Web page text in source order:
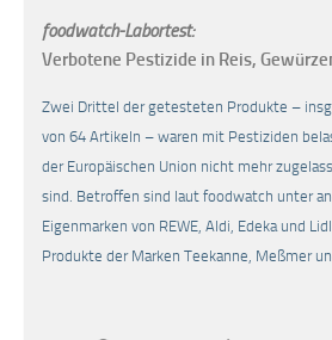
foodwatch-Labortest:
Verbotene Pestizide in Reis,
Zwei Drittel der getesteten Produkte –
von 64 Artikeln – waren mit Pestiziden
der Europäischen Union nicht mehr
sind. Betroffen sind laut foodwatch unter
Eigenmarken von REWE, Aldi, Edeka und
Produkte der Marken Teekanne, Meßmer